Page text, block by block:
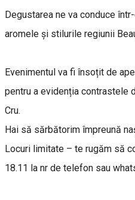
Degustarea ne va conduce
aromele și stilurile regiunii
Evenimentul va fi însoțit de
pentru a evidenția contrastele
Cru.
Hai să sărbătorim împreună
Locuri limitate – te rugăm să
18.11 la nr de telefon sau